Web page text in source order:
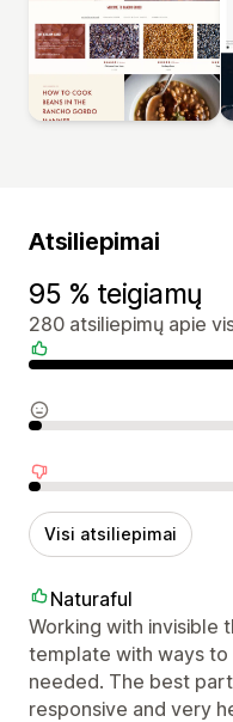
Atsiliepimai
95 % teigiamų
280 atsiliepimų apie
Teigiami atsiliepimai
Neutralūs atsiliepimai
Neigiami atsiliepimai
Visi atsiliepimai
Naturaful
Working with invisible
template with ways
needed. The best
responsive and very